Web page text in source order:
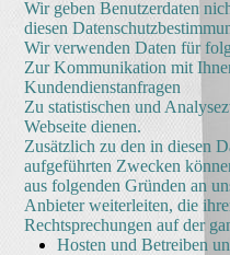
Wir geben Benutzerdaten
diesen
Wir verwenden Daten für
Zur Kommunikation mit
Kundendienstanfragen
Zu statistischen und
Webseite dienen.
Zusätzlich zu den in diesen
aufgeführten Zwecken
aus folgenden Gründen an
Anbieter weiterleiten, die
Rechtsprechungen auf der
Hosten und Betreiben